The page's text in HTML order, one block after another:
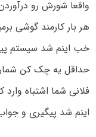
واقعا شورش رو
هر بار کارمند گوشی
خب اینم شد سیستم
حداقل یه چک کن
فلانی شما اشتباه
اینم شد پیگیری و